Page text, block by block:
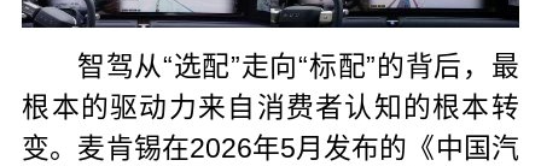
智驾从“选配”走向“标配”的背后，最
根本的驱动力来自消费者认知的根本转
变。麦肯锡在2026年5月发布的《中国汽